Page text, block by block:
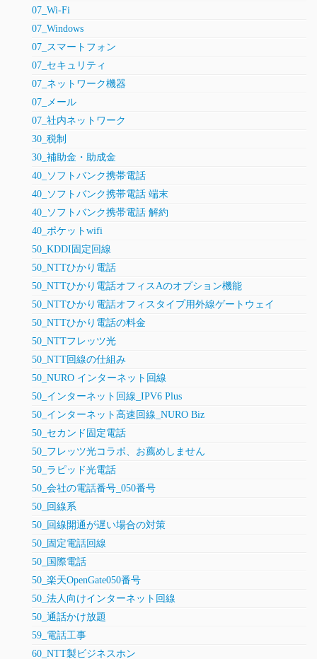
07_Wi-Fi
07_Windows
07_スマートフォン
07_セキュリティ
07_ネットワーク機器
07_メール
07_社内ネットワーク
30_税制
30_補助金・助成金
40_ソフトバンク携帯電話
40_ソフトバンク携帯電話 端末
40_ソフトバンク携帯電話 解約
40_ポケットwifi
50_KDDI固定回線
50_NTTひかり電話
50_NTTひかり電話オフィスAのオプション機能
50_NTTひかり電話オフィスタイプ用外線ゲートウェイ
50_NTTひかり電話の料金
50_NTTフレッツ光
50_NTT回線の仕組み
50_NURO インターネット回線
50_インターネット回線_IPV6 Plus
50_インターネット高速回線_NURO Biz
50_セカンド固定電話
50_フレッツ光コラボ、お薦めしません
50_ラピッド光電話
50_会社の電話番号_050番号
50_回線系
50_回線開通が遅い場合の対策
50_固定電話回線
50_国際電話
50_楽天OpenGate050番号
50_法人向けインターネット回線
50_通話かけ放題
59_電話工事
60_NTT製ビジネスホン